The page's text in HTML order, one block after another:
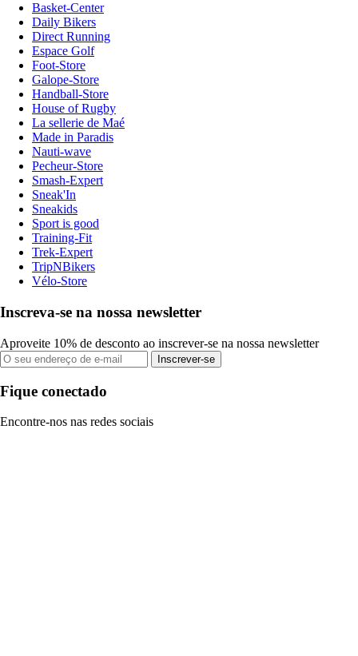
Basket-Center
Daily Bikers
Direct Running
Espace Golf
Foot-Store
Galope-Store
Handball-Store
House of Rugby
La sellerie de Maé
Made in Paradis
Nauti-wave
Pecheur-Store
Smash-Expert
Sneak'In
Sneakids
Sport is good
Training-Fit
Trek-Expert
TripNBikers
Vélo-Store
Inscreva-se na nossa newsletter
Aproveite 10% de desconto ao inscrever-se na nossa newsletter
Inscrever-se
Fique conectado
Encontre-nos nas redes sociais